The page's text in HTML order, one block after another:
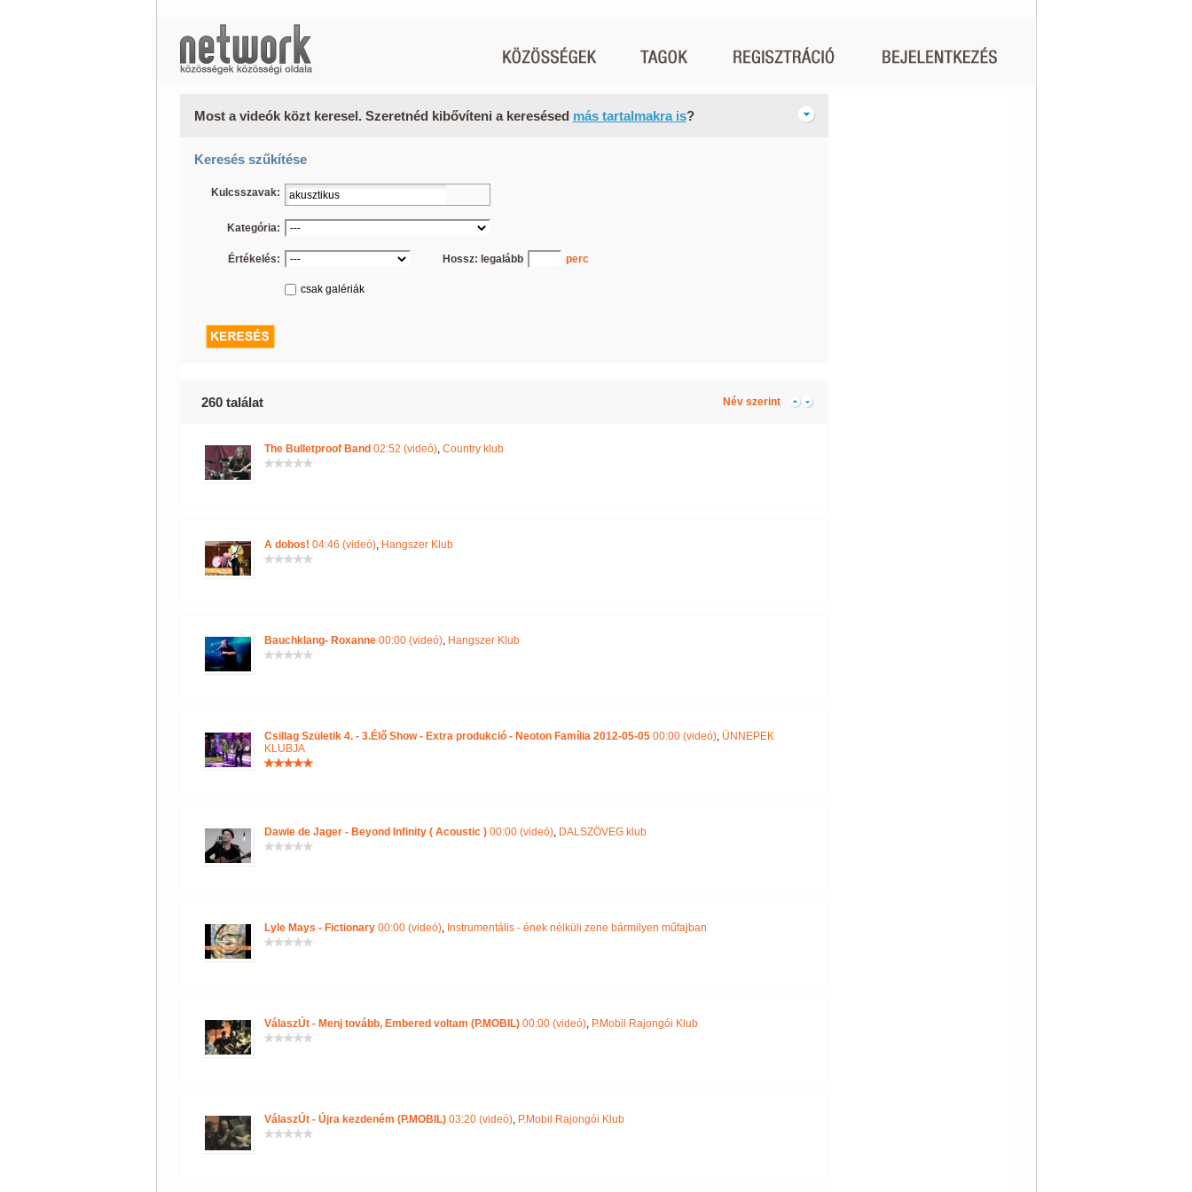
Most a videók közt keresel. Szeretnéd kibővíteni a keresésed más tartalmakra is?
Keresés szűkítése
Kulcsszavak:
Kategória:
Értékelés: Hossz: legalább perc
csak galériák
260 találat Név szerint
The Bulletproof Band 02:52 (videó), Country klub
A dobos! 04:46 (videó), Hangszer Klub
Bauchklang- Roxanne00:00 (videó), Hangszer Klub
Csillag Születik 4. - 3.Élő Show - Extra produkció - Neoton Família 2012-05-0500:00 (videó), ÜNNEPEK
KLUBJA
Dawie de Jager - Beyond Infinity ( Acoustic )00:00 (videó), DALSZÖVEG klub
Lyle Mays - Fictionary00:00 (videó), Instrumentális - ének nélküli zene bármilyen műfajban
VálaszÚt - Menj tovább, Embered voltam (P.MOBIL)00:00 (videó), P.Mobil Rajongói Klub
VálaszÚt - Újra kezdeném (P.MOBIL)03:20 (videó), P.Mobil Rajongói Klub